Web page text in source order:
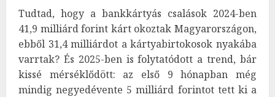
Tudtad, hogy a bankkártyás csalások 2024-ben
41,9 milliárd forint kárt okoztak Magyarországon,
ebből 31,4 milliárdot a kártyabirtokosok nyakába
varrtak? És 2025-ben is folytatódott a trend, bár
kissé mérséklődött: az első 9 hónapban még
mindig negyedévente 5 milliárd forintot tett ki a